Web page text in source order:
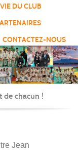
VIE DU CLUB
CONTACTEZ-NOUS
de chacun !
Jean